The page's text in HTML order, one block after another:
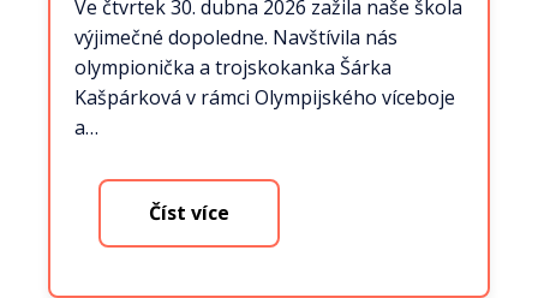
Ve čtvrtek 30. dubna 2026 zažila naše škola
výjimečné dopoledne. Navštívila nás
olympionička a trojskokanka Šárka
Kašpárková v rámci Olympijského víceboje
a…
Číst více